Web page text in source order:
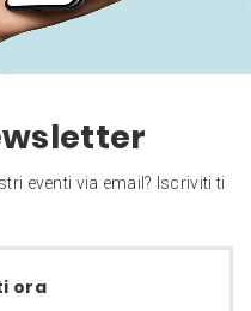
eventi via email? Iscriviti ti
ora